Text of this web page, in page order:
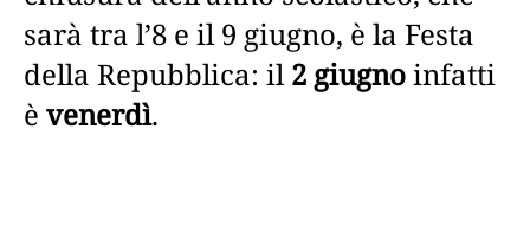
sarà tra l’8 e il 9 giugno, è la Festa
della Repubblica: il2 giugnoinfatti
è venerdì.